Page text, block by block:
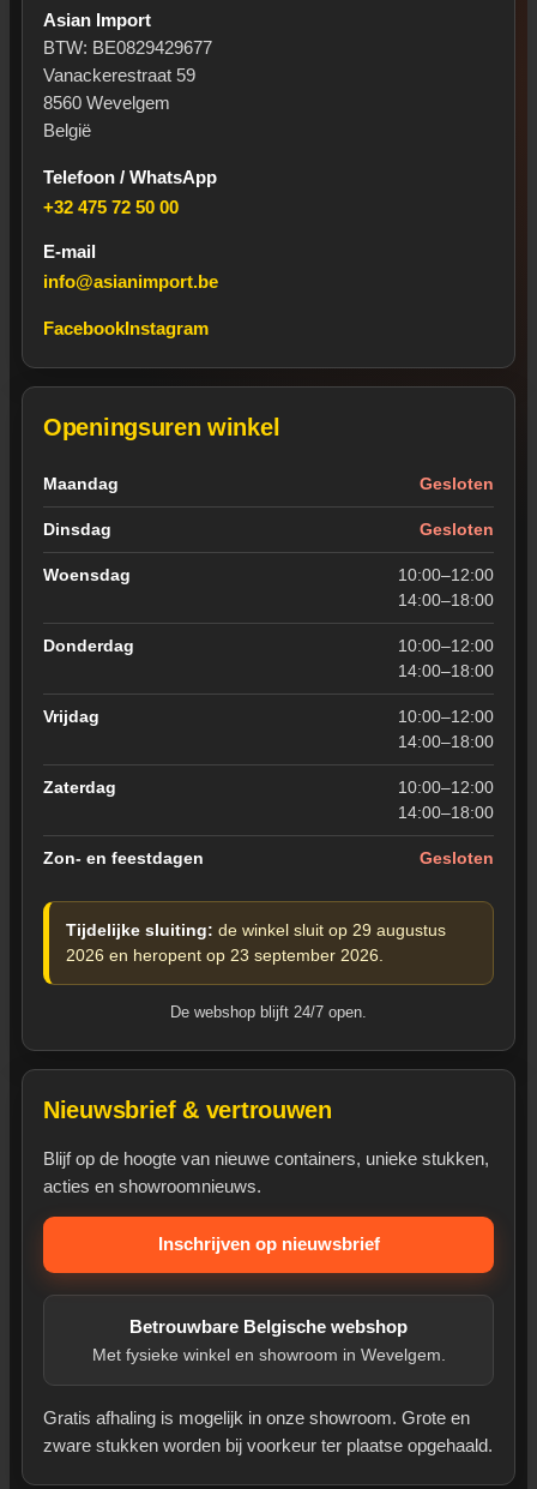
Asian Import
BTW: BE0829429677
Vanackerestraat 59
8560 Wevelgem
België
Telefoon / WhatsApp
+32 475 72 50 00
E-mail
info@asianimport.be
FacebookInstagram
Openingsuren winkel
Openingsuren van de winkel in Wevelgem
Maandag Gesloten
Dinsdag Gesloten
Woensdag
10:00–12:00
14:00–18:00
Donderdag
10:00–12:00
14:00–18:00
Vrijdag
10:00–12:00
14:00–18:00
Zaterdag
10:00–12:00
14:00–18:00
Zon- en feestdagen Gesloten
Tijdelijke sluiting: de winkel sluit op 29 augustus
2026 en heropent op 23 september 2026.
De webshop blijft 24/7 open.
Nieuwsbrief & vertrouwen
Blijf op de hoogte van nieuwe containers, unieke stukken,
acties en showroomnieuws.
Inschrijven op nieuwsbrief
Betrouwbare Belgische webshop
Met fysieke winkel en showroom in Wevelgem.
Gratis afhaling is mogelijk in onze showroom. Grote en
zware stukken worden bij voorkeur ter plaatse opgehaald.